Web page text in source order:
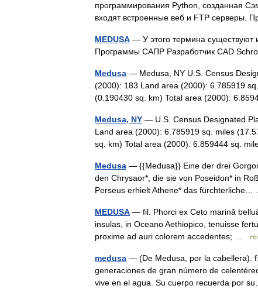
программирования Python, созданная
входят встроенные веб и FTP
MEDUSA — У этого термина существуют
Программы САПР Разработчик CAD
Medusa — Medusa, NY U.S. Census
(2000): 183 Land area (2000): 6.785919
(0.190430 sq. km) Total area (2000):
Medusa, NY — U.S. Census Designated
Land area (2000): 6.785919 sq. miles
sq. km) Total area (2000): 6.859444 sq.
Medusa — {{Medusa}} Eine der drei
den Chrysaor*, die sie von Poseidon* in
Perseus erhielt Athene* das
MEDUSA — fil. Phorci ex Ceto marinâ
insulas, in Oceano Aethiopico, tenuisse
proxime ad auri colorem accedentes; …
medusa — (De Medusa, por la cabellera).
generaciones de gran número de
vive en el agua. Su cuerpo recuerda por